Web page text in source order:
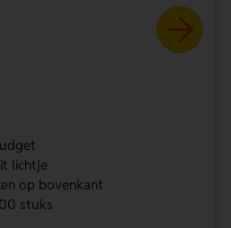
lichtje
op bovenkant
stuks